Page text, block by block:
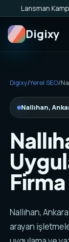
Digixy
Digixy/Yerel SEO/
Nallıhan,
Firma
Nallıhan,
arayan